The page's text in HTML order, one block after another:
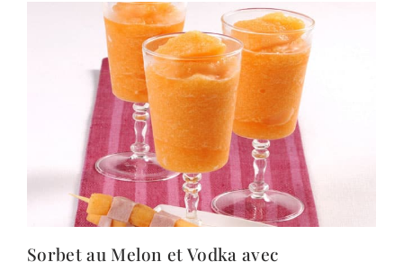
Sorbet au Melon et Vodka avec